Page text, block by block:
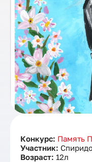
Конкурс: Память
Участник:
Возраст: 12л